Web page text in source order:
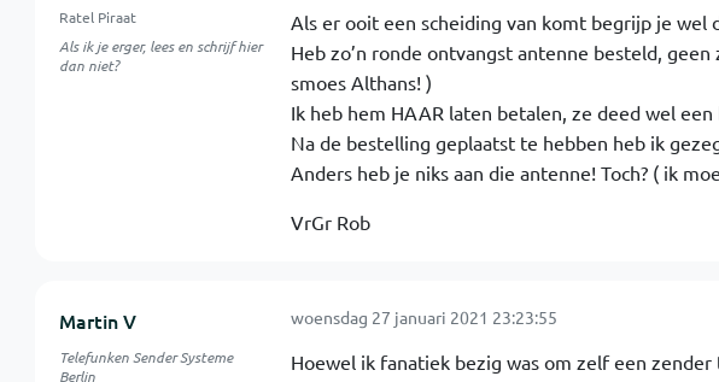
Ratel Piraat
Als ik je erger, lees en schrijf hier
dan niet?
Als er ooit een scheiding van komt begrijp je wel
Heb zo’n ronde ontvangst antenne besteld,
smoes Althans! )
Ik heb hem HAAR laten betalen, ze deed wel
Na de bestelling geplaatst te hebben heb ik
Anders heb je niks aan die antenne! Toch? ( ik
VrGr Rob
Martin V
Telefunken Sender Systeme
Berlin
woensdag 27 januari 2021 23:23:55
Hoewel ik fanatiek bezig was om zelf een